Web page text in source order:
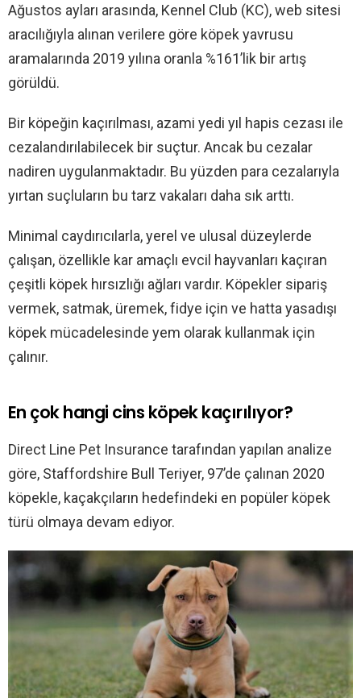
Ağustos ayları arasında, Kennel Club (KC), web sitesi
aracılığıyla alınan verilere göre köpek yavrusu
aramalarında 2019 yılına oranla %161’lik bir artış
görüldü.
Bir köpeğin kaçırılması, azami yedi yıl hapis cezası ile
cezalandırılabilecek bir suçtur. Ancak bu cezalar
nadiren uygulanmaktadır. Bu yüzden para cezalarıyla
yırtan suçluların bu tarz vakaları daha sık arttı.
Minimal caydırıcılarla, yerel ve ulusal düzeylerde
çalışan, özellikle kar amaçlı evcil hayvanları kaçıran
çeşitli köpek hırsızlığı ağları vardır. Köpekler sipariş
vermek, satmak, üremek, fidye için ve hatta yasadışı
köpek mücadelesinde yem olarak kullanmak için
çalınır.
En çok hangi cins köpek kaçırılıyor?
Direct Line Pet Insurance tarafından yapılan analize
göre, Staffordshire Bull Teriyer, 97’de çalınan 2020
köpekle, kaçakçıların hedefindeki en popüler köpek
türü olmaya devam ediyor.